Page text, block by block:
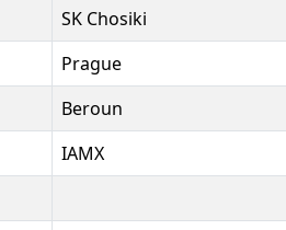
SK Chosiki
Prague
Beroun
IAMX